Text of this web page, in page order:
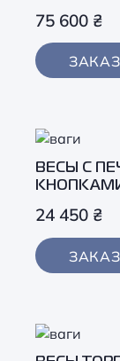
75 600 ₴
ВЕСЫ С
24 450 ₴